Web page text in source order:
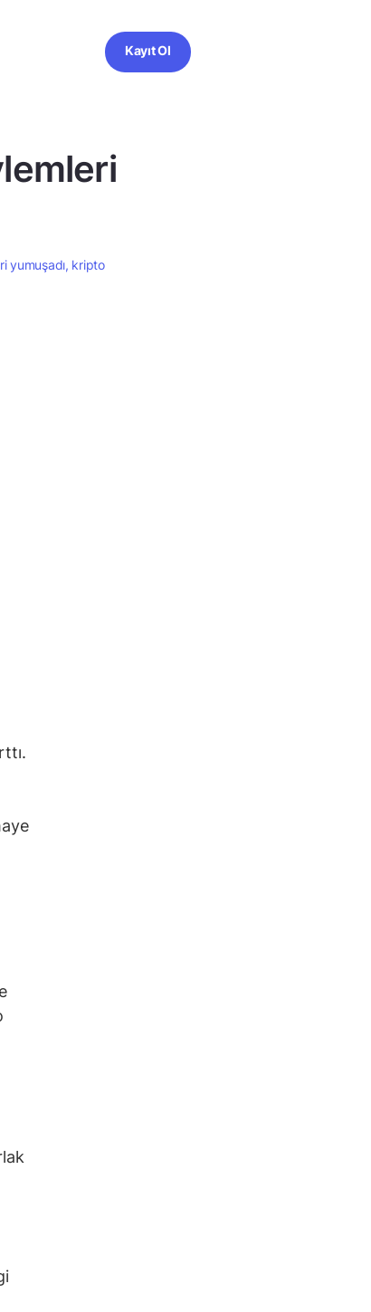
Kayıt Ol
yumuşadı, kripto